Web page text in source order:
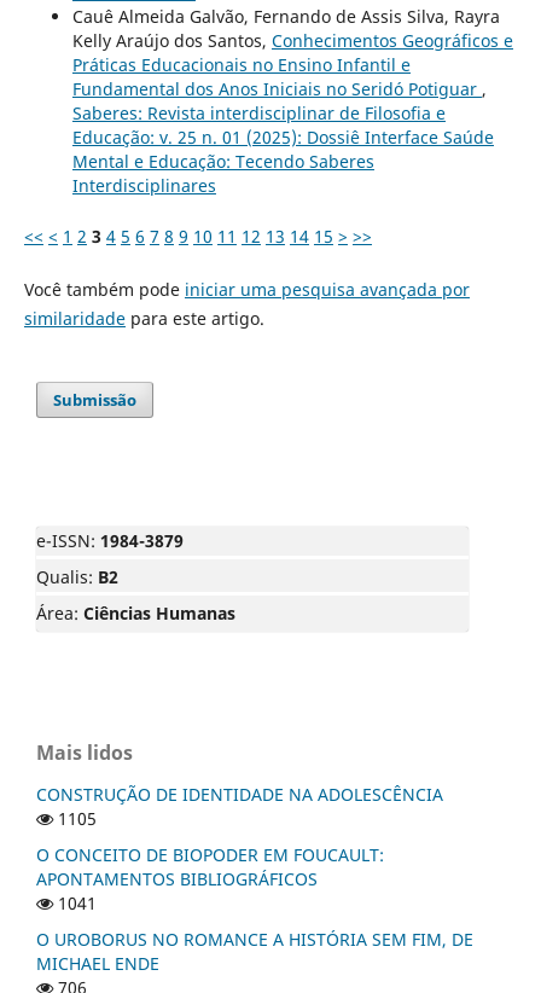
Cauê Almeida Galvão, Fernando de Assis Silva, Rayra
Kelly Araújo dos Santos, Conhecimentos Geográficos e
Práticas Educacionais no Ensino Infantil e
Fundamental dos Anos Iniciais no Seridó Potiguar ,
Saberes: Revista interdisciplinar de Filosofia e
Educação: v. 25 n. 01 (2025): Dossiê Interface Saúde
Mental e Educação: Tecendo Saberes
Interdisciplinares
<< < 1 2 3 4 5 6 7 8 9 10 11 12 13 14 15 > >>
Você também pode iniciar uma pesquisa avançada por
similaridadepara este artigo.
Submissão
e-ISSN: 1984-3879
Qualis: B2
Área: Ciências Humanas
Mais lidos
CONSTRUÇÃO DE IDENTIDADE NA ADOLESCÊNCIA
1105
O CONCEITO DE BIOPODER EM FOUCAULT:
APONTAMENTOS BIBLIOGRÁFICOS
1041
O UROBORUS NO ROMANCE A HISTÓRIA SEM FIM, DE
MICHAEL ENDE
706